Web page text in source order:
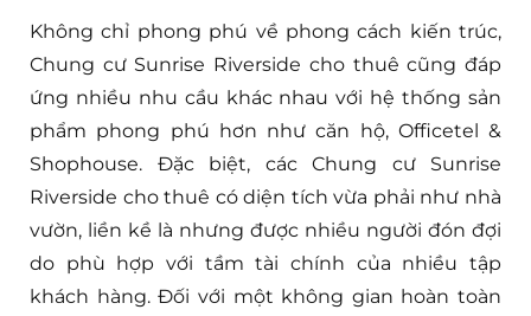
Không chỉ phong phú về phong cách kiến trúc,
Chung cư Sunrise Riverside cho thuê cũng đáp
ứng nhiều nhu cầu khác nhau với hệ thống sản
phẩm phong phú hơn như căn hộ, Officetel &
Shophouse. Đặc biệt, các Chung cư Sunrise
Riverside cho thuê có diện tích vừa phải như nhà
vườn, liền kề là nhưng được nhiều người đón đợi
do phù hợp với tầm tài chính của nhiều tập
khách hàng. Đối với một không gian hoàn toàn